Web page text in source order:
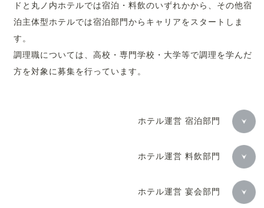
ドと丸ノ内ホテルでは宿泊・料飲のいずれかから、その他宿
泊主体型ホテルでは宿泊部門からキャリアをスタートしま
す。
調理職については、高校・専門学校・大学等で調理を学んだ
方を対象に募集を行っています。
ホテル運営 宿泊部門
ホテル運営 料飲部門
ホテル運営 宴会部門